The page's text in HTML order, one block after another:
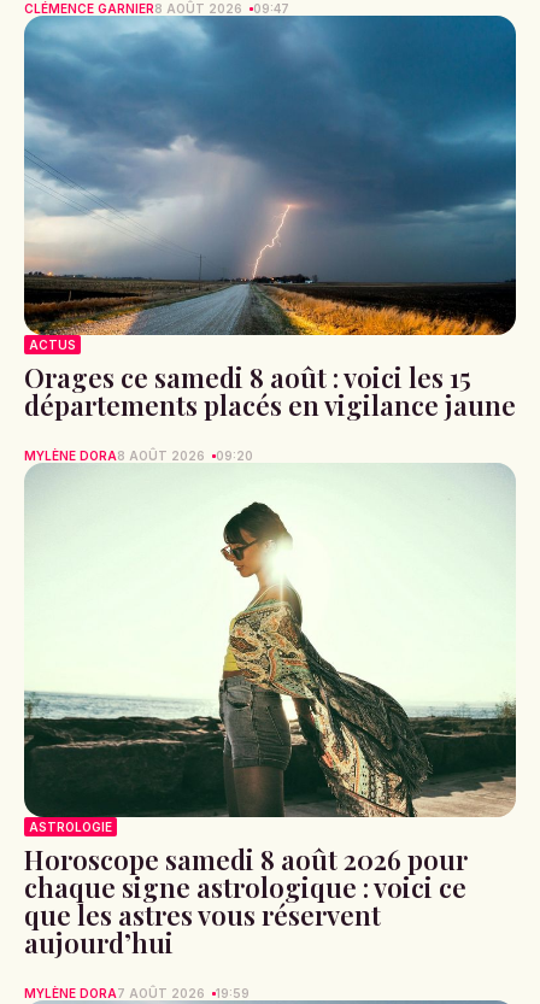
CLÉMENCE GARNIER8 AOÛT 2026 09:47
ACTUS
Orages ce samedi 8 août : voici les 15
départements placés en vigilance jaune
MYLÈNE DORA8 AOÛT 2026 09:20
ASTROLOGIE
Horoscope samedi 8 août 2026 pour
chaque signe astrologique : voici ce
que les astres vous réservent
aujourd’hui
MYLÈNE DORA7 AOÛT 2026 19:59